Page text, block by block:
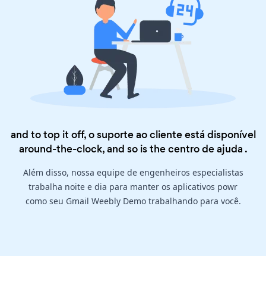
and to top it off, o suporte ao cliente está disponível
around-the-clock, and so is thecentro de ajuda .
Além disso, nossa equipe de engenheiros especialistas
trabalha noite e dia para manter os aplicativos powr
como seu Gmail Weebly Demo trabalhando para você.